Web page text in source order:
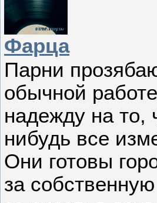
Фарца
Парни
обычной
надежду на то,
нибудь все
Они готовы
за